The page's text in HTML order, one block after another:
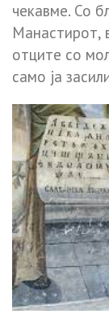
чекавме. Со
Манастирот,
отците со
само ја